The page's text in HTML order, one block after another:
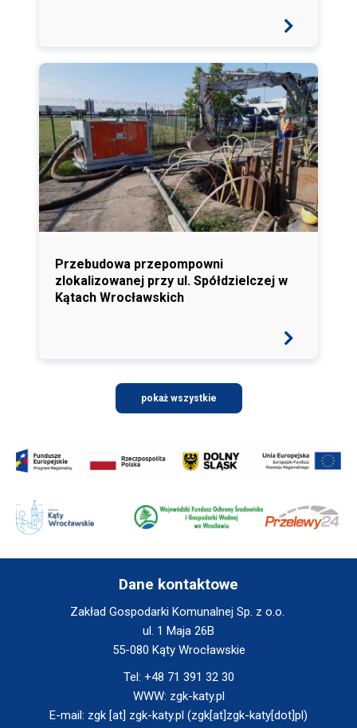
Przebudowa przepompowni
zlokalizowanej przy ul. Spółdzielczej w
Kątach Wrocławskich
pokaż wszystkie
Will
open
in
window
Will
open
in
Will
open
new
Will
open
new
Dane kontaktowe
Zakład Gospodarki Komunalnej Sp. z o.o.
ul. 1 Maja 26B
55-080 Kąty Wrocławskie
Tel: +48 71 391 32 30
WWW: zgk-katy.pl
E-mail: zgk [at] zgk-katy.pl (zgk[at]zgk-katy[dot]pl)